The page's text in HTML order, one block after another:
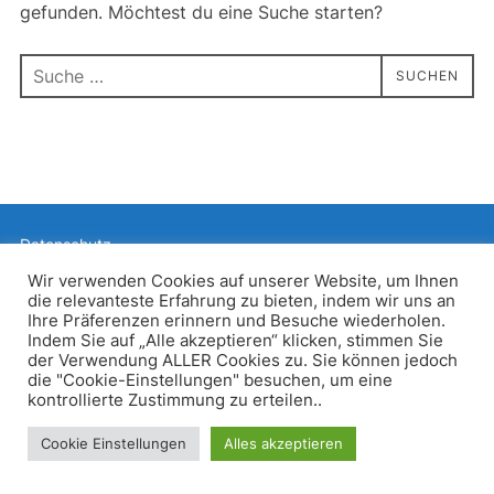
gefunden. Möchtest du eine Suche starten?
Suchen
nach:
SUCHEN
Datenschutz
Inspiro WordPress Theme von WPZOOM
Wir verwenden Cookies auf unserer Website, um Ihnen
die relevanteste Erfahrung zu bieten, indem wir uns an
Ihre Präferenzen erinnern und Besuche wiederholen.
Indem Sie auf „Alle akzeptieren“ klicken, stimmen Sie
der Verwendung ALLER Cookies zu. Sie können jedoch
die "Cookie-Einstellungen" besuchen, um eine
kontrollierte Zustimmung zu erteilen..
Cookie Einstellungen Alles akzeptieren